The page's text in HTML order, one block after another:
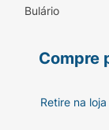
Aplicar
após
Bulário
Compre
Retire na